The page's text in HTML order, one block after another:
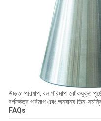
উচ্চতা পরিমাপ, বল পরিমাপ, ঝোঁকযুক্ত
বর্গক্ষেত্র পরিমাপ এবং অন্যান্য তিন-
FAQs